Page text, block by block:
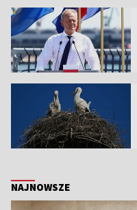
NAJNOWSZE